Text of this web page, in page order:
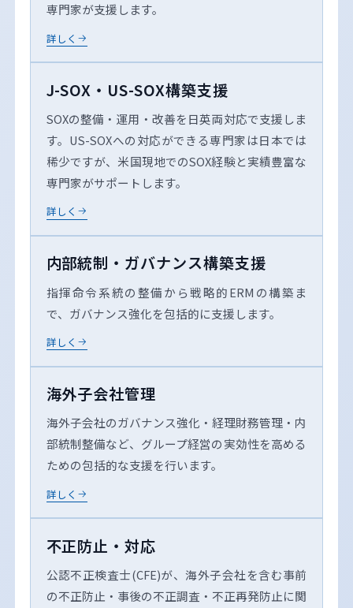
専門家が支援します。
詳しく
J-SOX・US-SOX構築支援
SOXの整備・運用・改善を日英両対応で支援しま
す。US-SOXへの対応ができる専門家は日本では
稀少ですが、米国現地でのSOX経験と実績豊富な
専門家がサポートします。
詳しく
内部統制・ガバナンス構築支援
指揮命令系統の整備から戦略的ERMの構築ま
で、ガバナンス強化を包括的に支援します。
詳しく
海外子会社管理
海外子会社のガバナンス強化・経理財務管理・内
部統制整備など、グループ経営の実効性を高める
ための包括的な支援を行います。
詳しく
不正防止・対応
公認不正検査士(CFE)が、海外子会社を含む事前
の不正防止・事後の不正調査・不正再発防止に関